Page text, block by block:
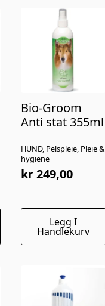
varianter.
Alternativene
produktsiden
HUND, Pelspleie, Pleie &
hygiene
Bio-Groom
Anti stat 355ml
kr249,00
Legg I
Handlekurv